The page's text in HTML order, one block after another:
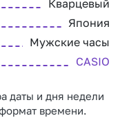
Кварцевый
Япония
Мужские часы
CASIO
даты и дня недели
времени.